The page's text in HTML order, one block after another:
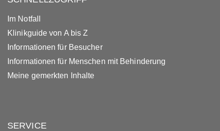
Im Notfall
Klinikguide von A bis Z
Informationen für Besucher
Informationen für Menschen mit Behinderung
Meine gemerkten Inhalte
SERVICE